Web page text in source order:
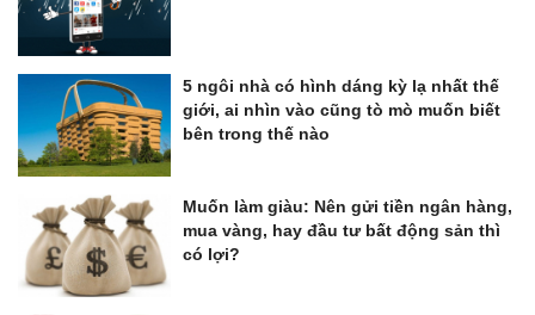
5 ngôi nhà có hình dáng kỳ lạ nhất thế
giới, ai nhìn vào cũng tò mò muốn biết
bên trong thế nào
Muốn làm giàu: Nên gửi tiền ngân hàng,
mua vàng, hay đầu tư bất động sản thì
có lợi?